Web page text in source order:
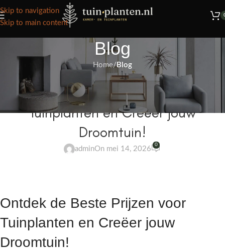
Skip to navigation
Skip to main content
Het grootste aanbod kamer- en tuinplanten
Blog
Home/Blog
BLOG
Ontdek de Beste Prijzen voor
Tuinplanten en Creëer jouw
Droomtuin!
adminOn mei 14, 2026
0
Ontdek de Beste Prijzen voor
Tuinplanten en Creëer jouw
Droomtuin!